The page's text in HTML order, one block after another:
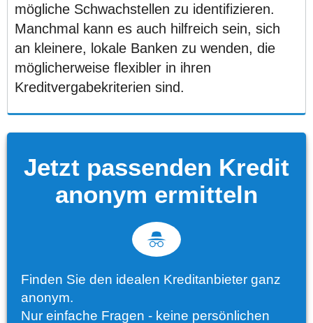
mögliche Schwachstellen zu identifizieren.
Manchmal kann es auch hilfreich sein, sich
an kleinere, lokale Banken zu wenden, die
möglicherweise flexibler in ihren
Kreditvergabekriterien sind.
Jetzt passenden Kredit
anonym ermitteln
Finden Sie den idealen Kreditanbieter ganz
anonym.
Nur einfache Fragen - keine persönlichen